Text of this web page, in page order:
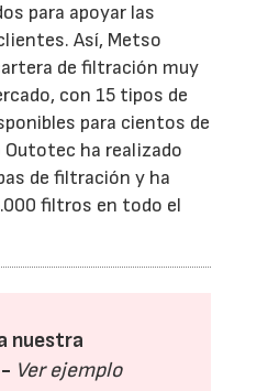
para apoyar las
Así, Metso
de filtración muy
con 15 tipos de
para cientos de
ha realizado
de filtración y ha
filtros en todo el
nuestra
Ver ejemplo